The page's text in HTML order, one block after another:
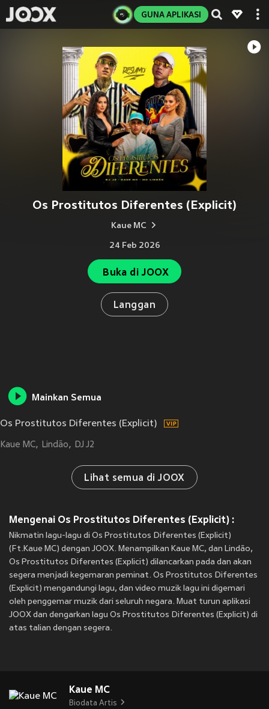
GUNA APLIKASI
Os Prostitutos Diferentes (Explicit)
Kaue MC
24 Feb 2026
Buka di JOOX
Langgan
Mainkan Semua
Os Prostitutos Diferentes (Explicit)
Kaue MC Lindão DJ J2
Lihat semua di JOOX
Mengenai Os Prostitutos Diferentes (Explicit) :
Nikmatin lagu-lagu di Os Prostitutos Diferentes (Explicit)
(Ft.Kaue MC) dengan JOOX. Menampilkan Kaue MC, dan Lindão,
Os Prostitutos Diferentes (Explicit) dilancarkan pada dan akan
segera menjadi kegemaran peminat. Os Prostitutos Diferentes
(Explicit) mengandungi lagu, dan video muzik lagu ini digemari
oleh penggemar muzik dari seluruh negara. Muat turun aplikasi
JOOX dan dengarkan lagu Os Prostitutos Diferentes (Explicit) di
atas talian dengan segera.
Kaue MC
Biodata Artis